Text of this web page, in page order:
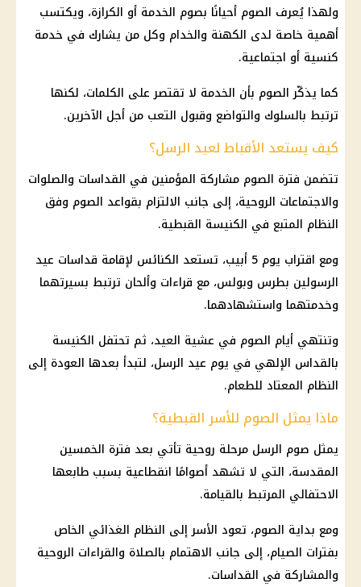
ولهذا يُعرف الصوم أحيانًا بصوم الخدمة أو الكرازة، ويكتسب
أهمية خاصة لدى الكهنة والخدام وكل من يشارك في خدمة
كنسية أو اجتماعية.
كما يذكّر الصوم بأن الخدمة لا تقتصر على الكلمات، لكنها
ترتبط بالسلوك والتواضع وقبول التعب من أجل الآخرين.
كيف يستعد الأقباط لعيد الرسل؟
تتضمن فترة الصوم مشاركة المؤمنين في القداسات والصلوات
والاجتماعات الروحية، إلى جانب الالتزام بقواعد الصوم وفق
النظام المتبع في الكنيسة القبطية.
ومع اقتراب يوم 5 أبيب، تستعد الكنائس لإقامة قداسات عيد
الرسولين بطرس وبولس، مع قراءات وألحان ترتبط بسيرتهما
وخدمتهما واستشهادهما.
وتنتهي أيام الصوم في عشية العيد، ثم تحتفل الكنيسة
بالقداس الإلهي في يوم عيد الرسل، لتبدأ بعدها العودة إلى
النظام المعتاد للطعام.
ماذا يمثل الصوم للأسر القبطية؟
يمثل صوم الرسل مرحلة روحية تأتي بعد فترة الخمسين
المقدسة، التي لا تشهد أصوامًا انقطاعية بسبب طابعها
الاحتفالي المرتبط بالقيامة.
ومع بداية الصوم، تعود الأسر إلى النظام الغذائي الخاص
بفترات الصيام، إلى جانب الاهتمام بالصلاة والقراءات الروحية
والمشاركة في القداسات.